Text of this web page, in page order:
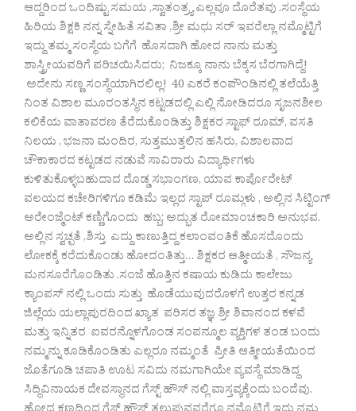
ಆದ್ದರಿಂದ ಒಂದಿಷ್ಟು ಸಮಯ ,ಸ್ವಾತಂತ್ರ್ಯ ಎಲ್ಲವೂ ದೊರೆತವು .ಸಂಸ್ಥೆಯ
ಹಿರಿಯ ಶಿಕ್ಷಕಿ ನನ್ನ ಸ್ನೇಹಿತೆ ಸವಿತಾ ,ಶ್ರೀ ಮಧು ಸರ್ ಇವರೆಲ್ಲಾ ನಮ್ಮೊಟ್ಟಿಗೆ
ಇದ್ದು ತಮ್ಮ ಸಂಸ್ಥೆಯ ಬಗೆಗೆ ಹೊಸದಾಗಿ ಹೋದ ನಾನು ಮತ್ತು
ಶಾಸ್ತ್ರೀಯವರಿಗೆ ಪರಿಚಯಿಸಿದರು; ನಿಜಕ್ಕೂ ನಾನು ಬೆಕ್ಕಸ ಬೆರಗಾಗಿದ್ದೆ!
ಅದೇನು ಸಣ್ಣ ಸಂಸ್ಥೆಯಾಗಿರಲಿಲ್ಲ! 40 ಎಕರೆ ಕಂಪೌಂಡಿನಲ್ಲಿ ತಲೆಯೆತ್ತಿ
ನಿಂತ ವಿಶಾಲ ಮೂರಂತಸ್ಥಿನ ಕಟ್ಟಡದಲ್ಲಿ ಎಲ್ಲಿ ನೋಡಿದರೂ ಸೃಜನಶೀಲ
ಕಲಿಕೆಯ ವಾತಾವರಣ ತೆರೆದುಕೊಂಡಿತ್ತು ಶಿಕ್ಷಕರ ಸ್ಟಾಫ್ ರೂಮ್, ವಸತಿ
ನಿಲಯ , ಭಜನಾ ಮಂದಿರ, ಸುತ್ತಮುತ್ತಲಿನ ಹಸಿರು, ವಿಶಾಲವಾದ
ಚೌಕಾಕಾರದ ಕಟ್ಟಡದ ನಡುವೆ ಸಾವಿರಾರು ವಿದ್ಯಾರ್ಥಿಗಳು
ಕುಳಿತುಕೊಳ್ಳಬಹುದಾದ ದೊಡ್ಡ ಸಭಾಂಗಣ, ಯಾವ ಕಾರ್ಪೊರೇಟ್
ವಲಯದ ಕಚೇರಿಗಳಿಗೂ ಕಡಿಮೆ ಇಲ್ಲದ ಸ್ಟಾಪ್ ರೂಮ್ಗಳು , ಅಲ್ಲಿನ ಸಿಟ್ಟಿಂಗ್
ಅರೇಂಜ್ಮೆಂಟ್ ಕಣ್ಣಿಗೊಂದು ಹಬ್ಬ; ಅದ್ಭುತ ರೋಮಾಂಚಕಾರಿ ಅನುಭವ.
ಅಲ್ಲಿನ ಸ್ವಚ್ಛತೆ ,ಶಿಸ್ತು ಎದ್ದು ಕಾಣುತ್ತಿದ್ದ ಕಲಾಂವಂತಿಕೆ ಹೊಸದೊಂದು
ಲೋಕಕ್ಕೆ ಕರೆದುಕೊಂಡು ಹೋದಂತಿತ್ತು… ಶಿಕ್ಷಕರ ಆತ್ಮೀಯತೆ , ಸೌಜನ್ಯ
ಮನಸೂರೆಗೊಂಡಿತು .ಸಂಜೆ ಹೊತ್ತಿನ ಕಷಾಯ ಕುಡಿದು ಕಾಲೇಜು
ಕ್ಯಾಂಪಸ್ ನಲ್ಲಿ ಒಂದು ಸುತ್ತು ಹೊಡೆಯುವುದರೊಳಗೆ ಉತ್ತರ ಕನ್ನಡ
ಜಿಲ್ಲೆಯ ಯಲ್ಲಾಪುರದಿಂದ ಖ್ಯಾತ ಪರಿಸರ ತಜ್ಞ ಶ್ರೀ ಶಿವಾನಂದ ಕಳವೆ
ಮತ್ತು ಇನ್ನಿತರ ಐವರನ್ನೊಳಗೊಂಡ ಸಂಪನ್ಮೂಲ ವ್ಯಕ್ತಿಗಳ ತಂಡ ಬಂದು
ನಮ್ಮನ್ನು ಕೂಡಿಕೊಂಡಿತು ಎಲ್ಲರೂ ನಮ್ಮಂತೆ ಪ್ರೀತಿ ಆತ್ಮೀಯತೆಯಿಂದ
ಜೊತೆಗೂಡಿ ಚಪಾತಿ ಊಟ ಸವಿದು ನಮಗಾಗಿಯೇ ವ್ಯವಸ್ಥೆ ಮಾಡಿದ್ದ
ಸಿದ್ಧಿವಿನಾಯಕ ದೇವಸ್ಥಾನದ ಗೆಸ್ಟ್ ಹೌಸ್ ನಲ್ಲಿ ವಾಸ್ತವ್ಯಕ್ಕೆಂದು ಬಂದೆವು.